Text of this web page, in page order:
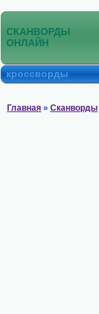
СКАНВОРДЫ
ОНЛАЙН
кроссворды
Главная » Сканворды